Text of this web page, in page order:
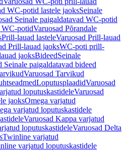
WC-potid lastele jaoksSeinale
Seinale paigaldatavad WC-potid
WC-potidVaruosad Põrandale
Prill-lauad lasteleVaruosad Prill-lauad
Prill-lauad jaoksWC-poti prill-
jaoksBideedSeinale
Seinale paigaldatavad bideed
Varuosad Tarvikud
LoputusplaadidVaruosad
loputuskastideleVaruosad
jaoksOmega varjatud
varjatud loputuskastidele
Varuosad Kappa varjatud
loputuskastideleVaruosad Delta
Twinline varjatud
varjatud loputuskastidele